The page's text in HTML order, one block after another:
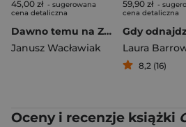
45,00 zł - sugerowana
cena detaliczna
Dawno temu na Ziemi Dobrzyńskiej
Janusz Wacławiak
59,90 zł -
cena detaliczna
Laura
8,2 (16)
Oceny i recenzje książki